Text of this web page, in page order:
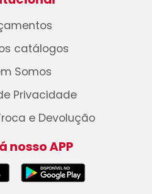
catálogos
Somos
Privacidade
e Devolução
nosso APP